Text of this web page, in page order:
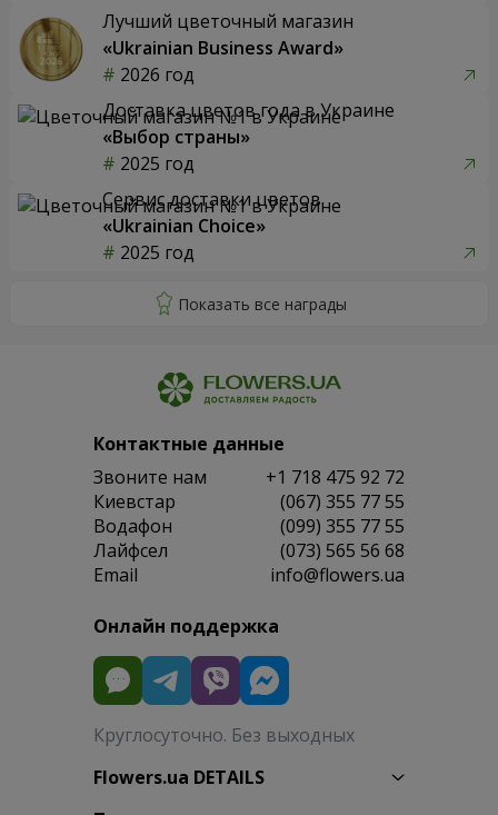
Лучший цветочный магазин
«Ukrainian Business Award»
2026 год
Доставка цветов года в Украине
«Выбор страны»
2025 год
Сервис доставки цветов
«Ukrainian Choice»
2025 год
Контактные данные
Звоните нам
+1 718 475 92 72
Киевстар
(067) 355 77 55
Водафон
(099) 355 77 55
Лайфсел
(073) 565 56 68
Email
info@flowers.ua
Онлайн поддержка
Круглосуточно. Без выходных
Flowers.ua DETAILS